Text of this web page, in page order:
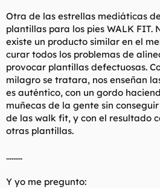
Otra de las estrellas mediáticas
plantillas para los pies WALK FIT.
existe un producto similar en el
curar todos los problemas de
provocar plantillas defectuosas.
milagro se tratara, nos enseñan
es auténtico, con un gordo
muñecas de la gente sin
de las walk fit, y con el resultado
otras plantillas.
.........
Y yo me pregunto: